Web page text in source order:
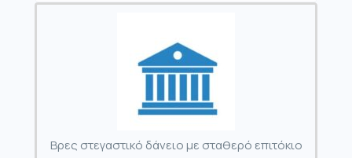
Βρες στεγαστικό δάνειο με σταθερό επιτόκιο